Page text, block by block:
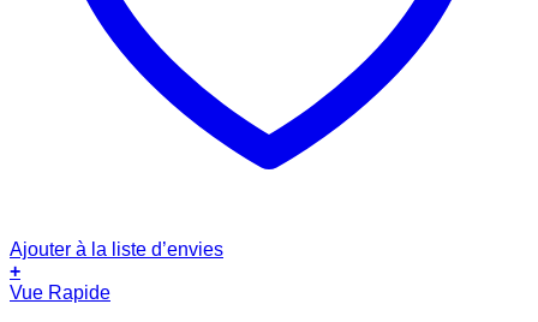
Ajouter à la liste d’envies
+
Vue Rapide